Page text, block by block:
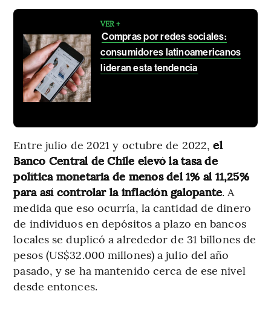
VER +
Compras por redes sociales:
consumidores latinoamericanos
lideran esta tendencia
Entre julio de 2021 y octubre de 2022,el
Banco Central de Chile elevó la tasa de
política monetaria de menos del 1% al 11,25%
para así controlar la inflación galopante. A
medida que eso ocurría, la cantidad de dinero
de individuos en depósitos a plazo en bancos
locales se duplicó a alrededor de 31 billones de
pesos (US$32.000 millones) a julio del año
pasado, y se ha mantenido cerca de ese nivel
desde entonces.